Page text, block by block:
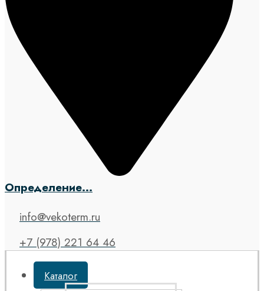
Определение...
info@vekoterm.ru
+7 (978) 221 64 46
Каталог